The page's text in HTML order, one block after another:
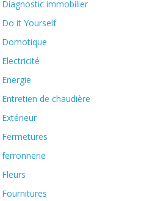
Diagnostic immobilier
Do it Yourself
Domotique
Electricité
Energie
Entretien de chaudière
Extérieur
Fermetures
ferronnerie
Fleurs
Fournitures